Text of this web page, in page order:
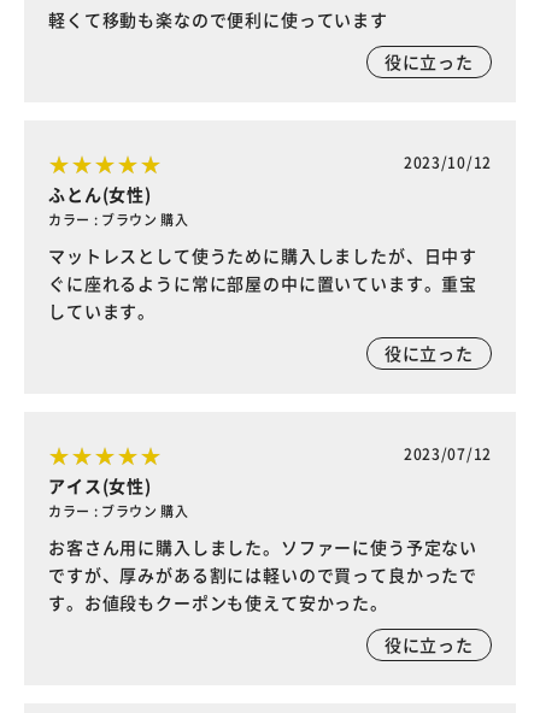
軽くて移動も楽なので便利に使っています
役に立った
2023/10/12
ふとん(女性)
カラー : ブラウン 購入
マットレスとして使うために購入しましたが、日中す
ぐに座れるように常に部屋の中に置いています。重宝
しています。
役に立った
2023/07/12
アイス(女性)
カラー : ブラウン 購入
お客さん用に購入しました。ソファーに使う予定ない
ですが、厚みがある割には軽いので買って良かったで
す。お値段もクーポンも使えて安かった。
役に立った